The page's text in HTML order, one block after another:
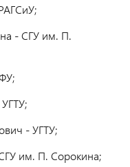
- СГУ им. П.
- УГТУ;
им. П. Сорокина;